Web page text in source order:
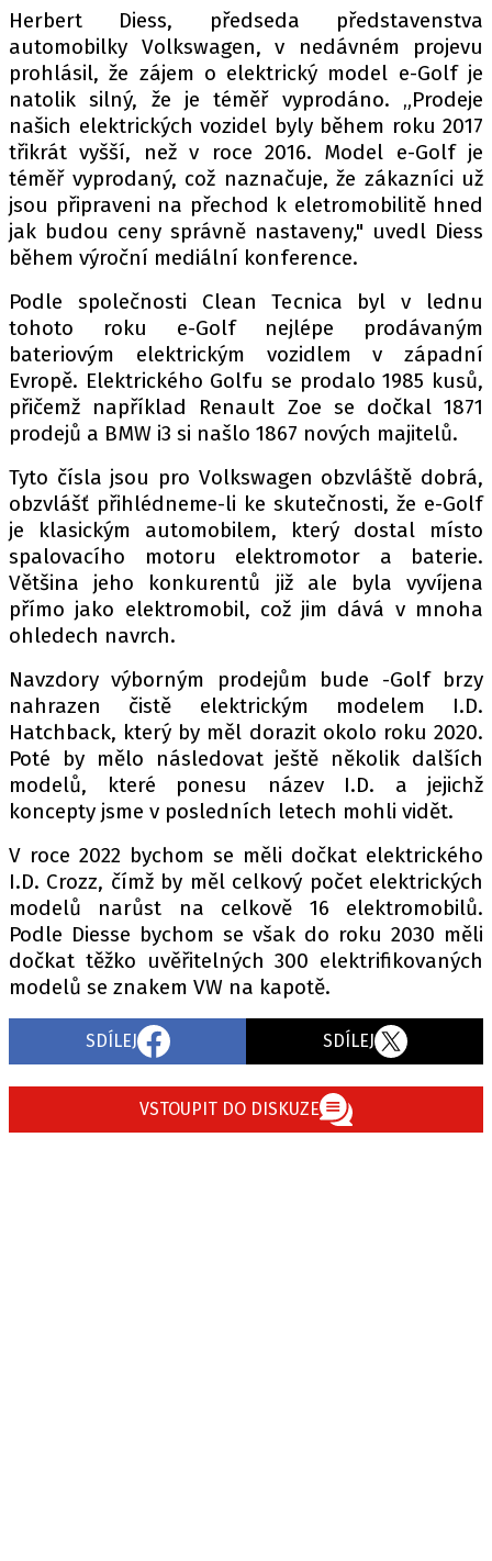
ČEŠI V AKCI
FIA CEZ & POHÁRY
MEZINÁRODNÍ SCÉNA
SLEDUJTE NÁS NA|
Máte příběh, fotku nebo video?
Pošlete e-mail na autoroad.cz
ETICKÝ KODEX
KONTAKT
VYDAVATEL
INZERCE
Provozovatelem serveru autoroad.cz je
INCORP MEDIA GROUP s.r.o., IČ: 118 23 054
Herbert Diess, předseda představenstva
automobilky Volkswagen, v nedávném projevu
prohlásil, že zájem o elektrický model e-Golf je
natolik silný, že je téměř vyprodáno. „Prodeje
našich elektrických vozidel byly během roku 2017
třikrát vyšší, než v roce 2016. Model e-Golf je
téměř vyprodaný, což naznačuje, že zákazníci už
jsou připraveni na přechod k eletromobilitě hned
jak budou ceny správně nastaveny," uvedl Diess
během výroční mediální konference.
Podle společnosti Clean Tecnica byl v lednu
tohoto roku e-Golf nejlépe prodávaným
bateriovým elektrickým vozidlem v západní
Evropě. Elektrického Golfu se prodalo 1985 kusů,
přičemž například Renault Zoe se dočkal 1871
prodejů a BMW i3 si našlo 1867 nových majitelů.
Tyto čísla jsou pro Volkswagen obzvláště dobrá,
obzvlášť přihlédneme-li ke skutečnosti, že e-Golf
je klasickým automobilem, který dostal místo
spalovacího motoru elektromotor a baterie.
Většina jeho konkurentů již ale byla vyvíjena
přímo jako elektromobil, což jim dává v mnoha
ohledech navrch.
Navzdory výborným prodejům bude -Golf brzy
nahrazen čistě elektrickým modelem I.D.
Hatchback, který by měl dorazit okolo roku 2020.
Poté by mělo následovat ještě několik dalších
modelů, které ponesu název I.D. a jejichž
koncepty jsme v posledních letech mohli vidět.
V roce 2022 bychom se měli dočkat elektrického
I.D. Crozz, čímž by měl celkový počet elektrických
modelů narůst na celkově 16 elektromobilů.
Podle Diesse bychom se však do roku 2030 měli
dočkat těžko uvěřitelných 300 elektrifikovaných
modelů se znakem VW na kapotě.
SDÍLEJ SDÍLEJ
VSTOUPIT DO DISKUZE